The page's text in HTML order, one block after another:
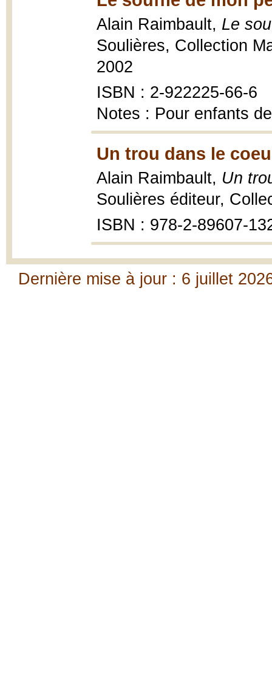
Alain Raimbault, Le
Soulières, Collection
2002
ISBN : 2-922225-66-6
Notes : Pour enfants
Un trou dans le
Alain Raimbault, Un
Soulières éditeur,
ISBN : 978-2-89607-
Dernière mise à jour : 6 juillet